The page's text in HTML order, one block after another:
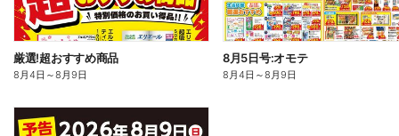
厳選!超おすすめ商品
8月4日 ～8月9日
8月5日号:オモテ
8月4日 ～8月9日